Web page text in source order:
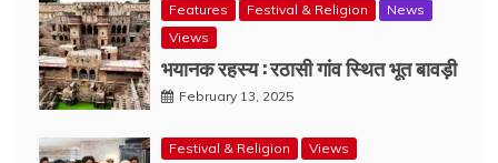
Features Festival & Religion
News
Views
भयानक रहस्य : रठासी गांव स्थित भूत बावड़ी
February 13, 2025
Festival & Religion Views